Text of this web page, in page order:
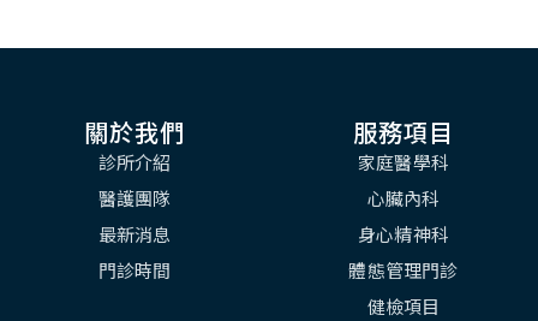
關於我們
診所介紹
醫護團隊
最新消息
門診時間
服務項目
家庭醫學科
心臟內科
身心精神科
體態管理門診
健檢項目